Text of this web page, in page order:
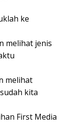
ke
melihat jenis
melihat
kita
First Media